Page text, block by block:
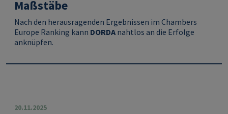
Maßstäbe
Nach den herausragenden Ergebnissen im Chambers
Europe Ranking kann DORDA nahtlos an die Erfolge
anknüpfen.
20.11.2025